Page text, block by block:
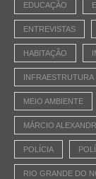
EDUCAÇÃO
ENTREVISTAS
HABITAÇÃO
INFRAESTRUTURA
MEIO AMBIENTE
MÁRCIO
POLÍCIA
RIO GRANDE DO